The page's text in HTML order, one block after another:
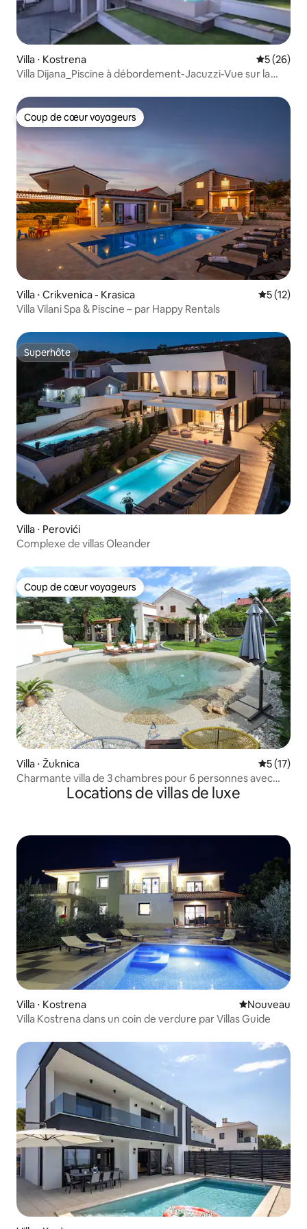
Villa ⋅ Kostrena
5 (26)
Villa Dijana_Piscine à débordement-Jacuzzi-Vue sur la
Coup de cœur voyageurs
Coup de cœur voyageurs
Villa ⋅ Crikvenica - Krasica
5 (12)
Villa Vilani Spa & Piscine – par Happy Rentals
Superhôte
Superhôte
Villa ⋅ Perovići
Complexe de villas Oleander
Coup de cœur voyageurs
Coup de cœur voyageurs
Villa ⋅ Žuknica
5 (17)
Charmante villa de 3 chambres pour 6 personnes avec
piscine près de la plage
Locations de villas de luxe
Villa ⋅ Kostrena Nouvel
Nouveau
Villa Kostrena dans un coin de verdure par Villas Guide